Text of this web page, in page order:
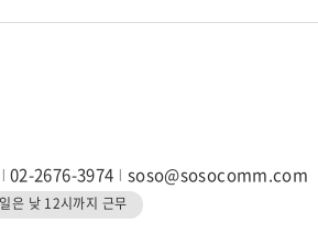
02-2676-3974 soso@sosocomm.com
은 낮 12시까지 근무